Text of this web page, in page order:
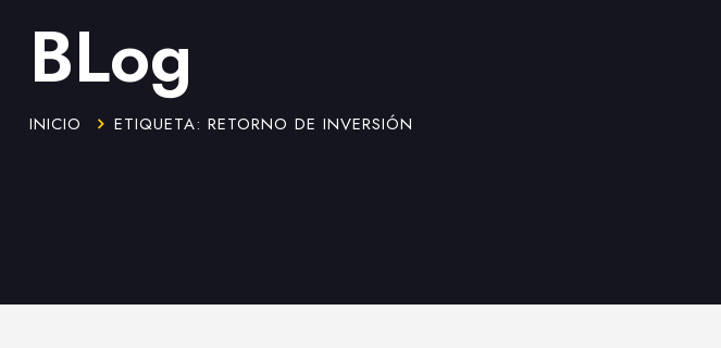
BLog
INICIO ETIQUETA: RETORNO DE INVERSIÓN